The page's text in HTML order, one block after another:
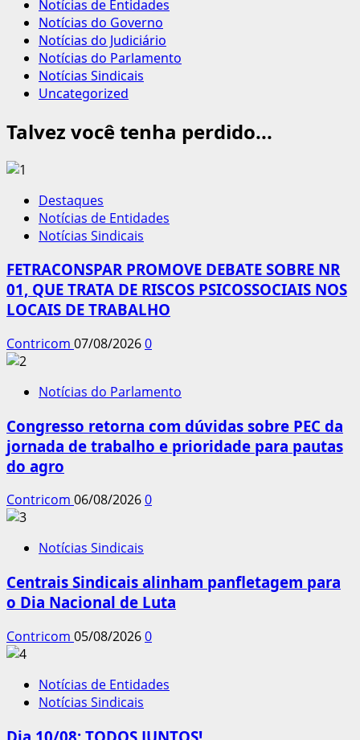
Notícias de Entidades
Notícias do Governo
Notícias do Judiciário
Notícias do Parlamento
Notícias Sindicais
Uncategorized
Talvez você tenha perdido...
Destaques
Notícias de Entidades
Notícias Sindicais
FETRACONSPAR PROMOVE DEBATE SOBRE NR
01, QUE TRATA DE RISCOS PSICOSSOCIAIS NOS
LOCAIS DE TRABALHO
Contricom 07/08/20260
Notícias do Parlamento
Congresso retorna com dúvidas sobre PEC da
jornada de trabalho e prioridade para pautas
do agro
Contricom 06/08/20260
Notícias Sindicais
Centrais Sindicais alinham panfletagem para
o Dia Nacional de Luta
Contricom 05/08/20260
Notícias de Entidades
Notícias Sindicais